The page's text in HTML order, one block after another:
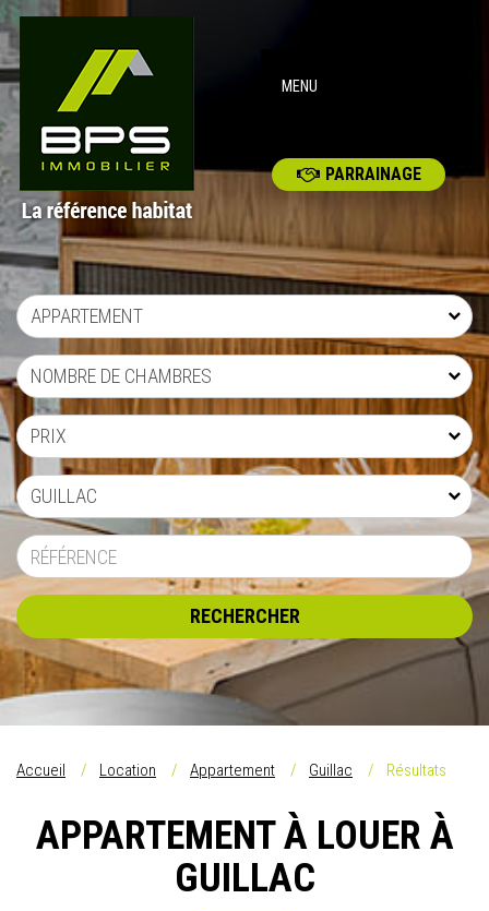
MENU
PARRAINAGE
APPARTEMENT
NOMBRE DE CHAMBRES
PRIX
GUILLAC
RECHERCHER
Accueil Location Appartement Guillac Résultats
APPARTEMENT À LOUER À
GUILLAC